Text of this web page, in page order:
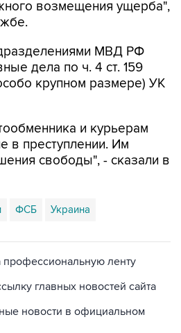
возмещения ущерба",
МВД РФ
дела по ч. 4 ст. 159
крупном размере) УК
и курьерам
в преступлении. Им
свободы", - сказали в
ФСБ Украина
профессиональную ленту
главных новостей сайта
новости в официальном